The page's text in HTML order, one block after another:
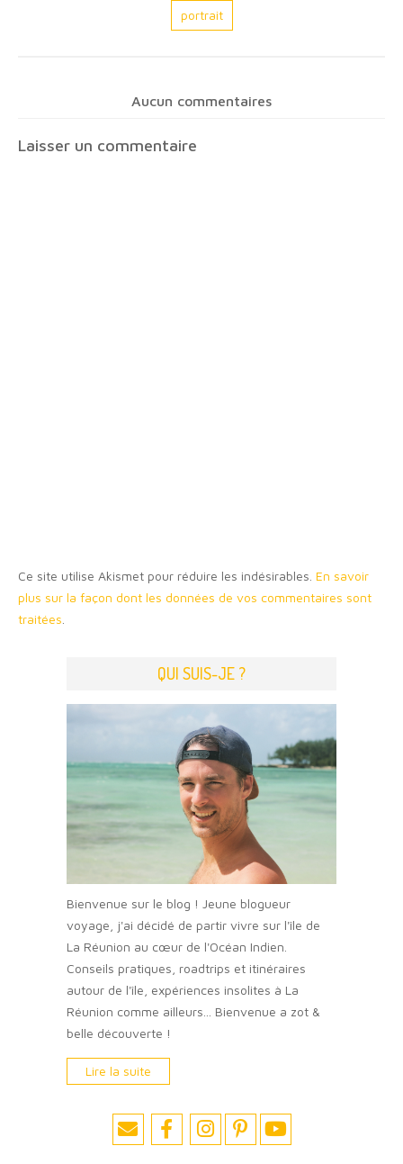
portrait
Aucun commentaires
Laisser un commentaire
Ce site utilise Akismet pour réduire les indésirables. En savoir
plus sur la façon dont les données de vos commentaires sont
traitées
QUI SUIS-JE ?
Bienvenue sur le blog ! Jeune blogueur
voyage, j'ai décidé de partir vivre sur l'île de
La Réunion au cœur de l'Océan Indien.
Conseils pratiques, roadtrips et itinéraires
autour de l'île, expériences insolites à La
Réunion comme ailleurs... Bienvenue a zot &
belle découverte !
Lire la suite